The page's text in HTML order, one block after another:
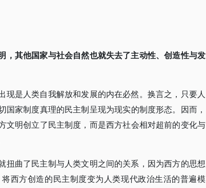
，其他国家与社会自然也就失去了主动性、创造性与发
现是人类自我解放和发展的内在必然。换言之，只要人
家制度真理的民主制呈现为现实的制度形态。因而，
文明创立了民主制度，而是西方社会相对超前的变化与
扭曲了民主制与人类文明之间的关系，因为西方的思想
西方创造的民主制度变为人类现代政治生活的普遍模